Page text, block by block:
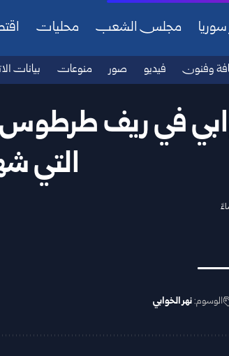
سوريا مجلس الشعب محليات
وفنون فيديو صور منوعات بيانات
في ريف
التي
الوسوم:نهر الخوابي